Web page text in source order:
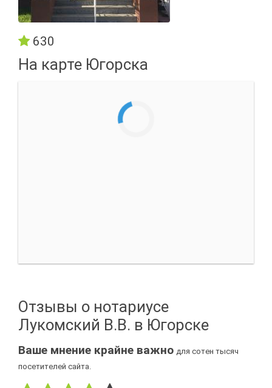
630
На карте Югорска
Отзывы о нотариусе
Лукомский В.В. в Югорске
Ваше мнение крайне важно для сотен тысяч
посетителей сайта.